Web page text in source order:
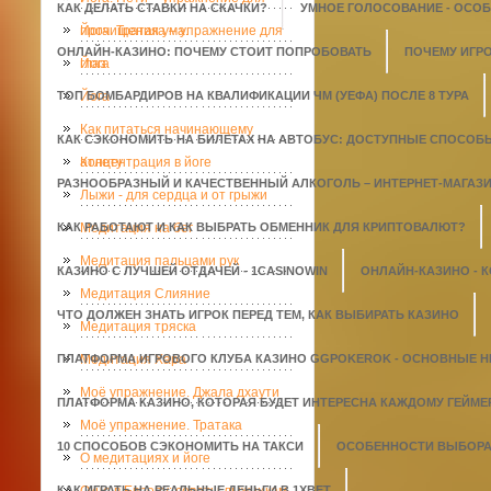
КАК ДЕЛАТЬ СТАВКИ НА СКАЧКИ? УМНОЕ ГОЛОСОВАНИЕ -
ОНЛАЙН-КАЗИНО: ПОЧЕМУ СТОИТ ПОПРОБОВАТЬ ПОЧЕМУ
ТОП БОМБАРДИРОВ НА КВАЛИФИКАЦИИ ЧМ (УЕФА) ПОСЛЕ 8 ТУРА
КАК СЭКОНОМИТЬ НА БИЛЕТАХ НА АВТОБУС: ДОСТУПНЫЕ
РАЗНООБРАЗНЫЙ И КАЧЕСТВЕННЫЙ АЛКОГОЛЬ – ИНТЕРНЕТ-
КАК РАБОТАЮТ И КАК ВЫБРАТЬ ОБМЕННИК ДЛЯ КРИПТОВАЛЮТ?
КАЗИНО С ЛУЧШЕЙ ОТДАЧЕЙ - 1СASINOWIN ОНЛАЙН-КАЗИНО -
ЧТО ДОЛЖЕН ЗНАТЬ ИГРОК ПЕРЕД ТЕМ, КАК ВЫБИРАТЬ КАЗИНО
ПЛАТФОРМА ИГРОВОГО КЛУБА КАЗИНО GGPOKEROK -
ПЛАТФОРМА КАЗИНО, КОТОРАЯ БУДЕТ ИНТЕРЕСНА КАЖДОМУ
10 СПОСОБОВ СЭКОНОМИТЬ НА ТАКСИ ОСОБЕННОСТИ
прочищения ума.
Йога. Тратака – упражнение для
глаз
Йога
Йога
Как питаться начинающему
атлету
Концентрация в йоге
Лыжи - для сердца и от грыжи
Медитация на бег
Медитация пальцами рук
Медитация Слияние
Медитация тряска
Медитация Хара
Моё упражнение. Джала дхаути
Моё упражнение. Тратака
О медитациях и йоге